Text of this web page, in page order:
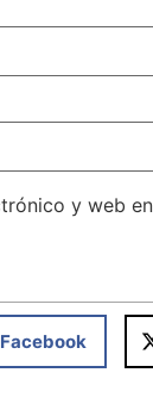
y web
Facebook